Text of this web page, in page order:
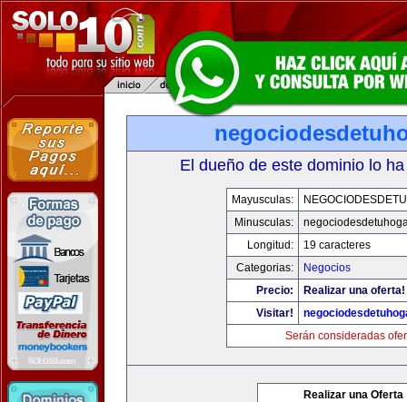
El dueño de este dominio lo
Mayusculas:
Minusculas:
Longitud:
19 caracteres
Categorias:
Negocios
Precio:
Realizar una oferta!
Visitar!
Serán consideradas
Realizar una Oferta